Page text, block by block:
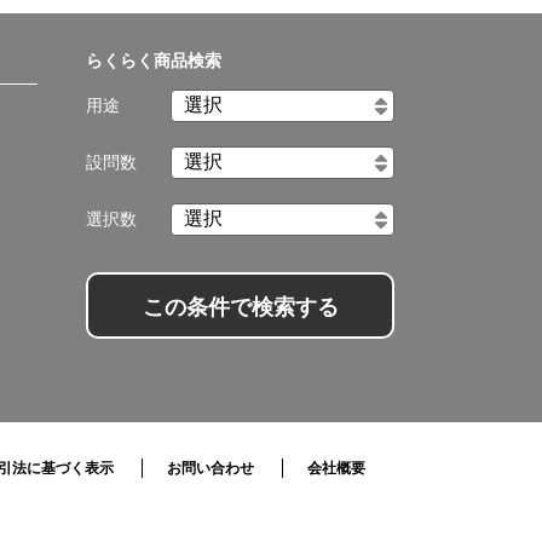
らくらく商品検索
用途
設問数
選択数
この条件で検索する
法に基づく表示 お問い合わせ
会社概要